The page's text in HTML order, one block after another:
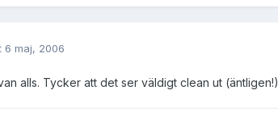
6 maj, 2006
alls. Tycker att det ser väldigt clean ut (äntligen!)